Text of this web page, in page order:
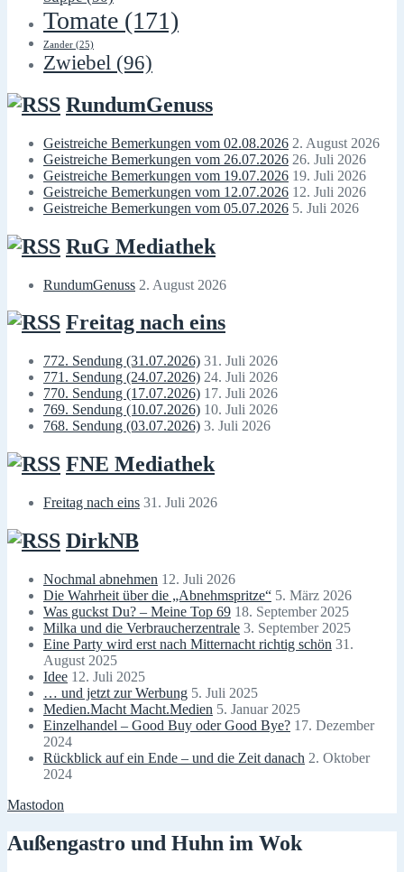
Tomate (171)
Zander (25)
Zwiebel (96)
RundumGenuss
Geistreiche Bemerkungen vom 02.08.2026 2. August 2026
Geistreiche Bemerkungen vom 26.07.2026 26. Juli 2026
Geistreiche Bemerkungen vom 19.07.2026 19. Juli 2026
Geistreiche Bemerkungen vom 12.07.2026 12. Juli 2026
Geistreiche Bemerkungen vom 05.07.2026 5. Juli 2026
RuG Mediathek
RundumGenuss 2. August 2026
Freitag nach eins
772. Sendung (31.07.2026) 31. Juli 2026
771. Sendung (24.07.2026) 24. Juli 2026
770. Sendung (17.07.2026) 17. Juli 2026
769. Sendung (10.07.2026) 10. Juli 2026
768. Sendung (03.07.2026) 3. Juli 2026
FNE Mediathek
Freitag nach eins 31. Juli 2026
DirkNB
Nochmal abnehmen 12. Juli 2026
Die Wahrheit über die „Abnehmspritze“ 5. März 2026
Was guckst Du? – Meine Top 69 18. September 2025
Milka und die Verbraucherzentrale 3. September 2025
Eine Party wird erst nach Mitternacht richtig schön 31.
August 2025
Idee 12. Juli 2025
… und jetzt zur Werbung 5. Juli 2025
Medien.Macht Macht.Medien 5. Januar 2025
Einzelhandel – Good Buy oder Good Bye? 17. Dezember
2024
Rückblick auf ein Ende – und die Zeit danach 2. Oktober
2024
Mastodon
Außengastro und Huhn im Wok